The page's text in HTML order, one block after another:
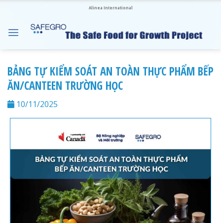
nội
Alinea International
BẢNG TỰ KIỂM SOÁT AN TOÀN THỰC PHẨM BẾP
ĂN/CANTEEN TRƯỜNG HỌC
10/11/2025